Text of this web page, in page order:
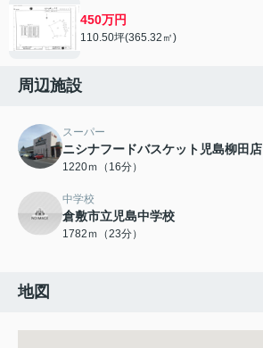
450万円
110.50坪(365.32㎡)
周辺施設
スーパー
ニシナフードバスケット児島柳田店
1220ｍ（16分）
中学校
倉敷市立児島中学校
1782ｍ（23分）
地図